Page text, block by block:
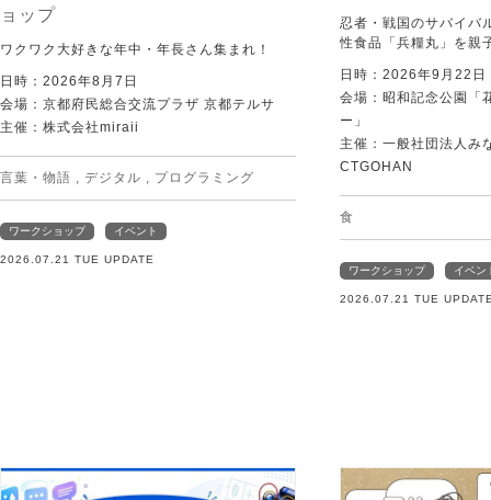
ョップ
ワクワク大好きな年中・年長さん集まれ！
日時：2026年8月7日
会場：京都府民総合交流プラザ 京都テルサ
主催：株式会社miraii
言葉・物語 , デジタル , プログラミング
ワークショップ イベント
2026.07.21 TUE UPDATE
忍者・戦国のサバイバ
性食品「兵糧丸」を親
日時：2026年9月22日
会場：昭和記念公園「
ー」
主催：一般社団法人み
CTGOHAN
食
ワークショップ イベン
2026.07.21 TUE